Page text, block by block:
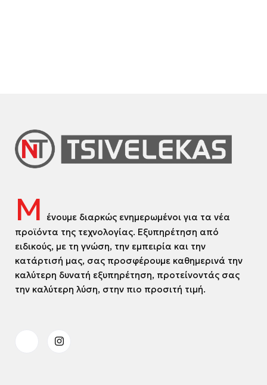
Μ
ένουμε διαρκώς ενημερωμένοι για τα νέα
προϊόντα της τεχνολογίας. Εξυπηρέτηση από
ειδικούς, με τη γνώση, την εμπειρία και την
κατάρτισή μας, σας προσφέρουμε καθημερινά την
καλύτερη δυνατή εξυπηρέτηση, προτείνοντάς σας
την καλύτερη λύση, στην πιο προσιτή τιμή.